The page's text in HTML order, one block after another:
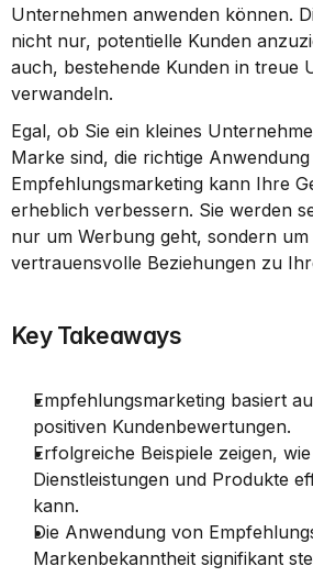
Unternehmen anwenden können.
nicht nur, potentielle Kunden
auch, bestehende Kunden in treue
verwandeln.
Egal, ob Sie ein kleines
Marke sind, die richtige
Empfehlungsmarketing kann Ihre
erheblich verbessern. Sie werden
nur um Werbung geht, sondern um
vertrauensvolle Beziehungen zu
Key Takeaways
Empfehlungsmarketing basiert
positiven Kundenbewertungen.
Erfolgreiche Beispiele zeigen,
Dienstleistungen und Produkte
kann.
Die Anwendung von
Markenbekanntheit signifikant